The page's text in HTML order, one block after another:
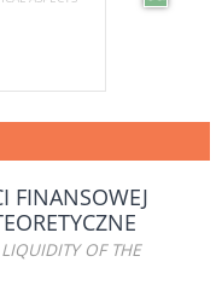
FINANSOWEJ
OF THE